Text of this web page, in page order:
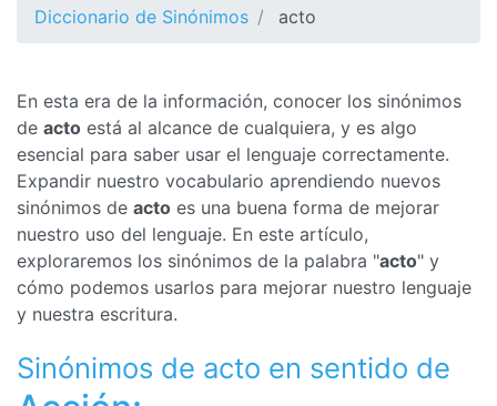
Diccionario de Sinónimos acto
En esta era de la información, conocer los sinónimos
de acto está al alcance de cualquiera, y es algo
esencial para saber usar el lenguaje correctamente.
Expandir nuestro vocabulario aprendiendo nuevos
sinónimos de acto es una buena forma de mejorar
nuestro uso del lenguaje. En este artículo,
exploraremos los sinónimos de la palabra "acto" y
cómo podemos usarlos para mejorar nuestro lenguaje
y nuestra escritura.
Sinónimos de acto en sentido de